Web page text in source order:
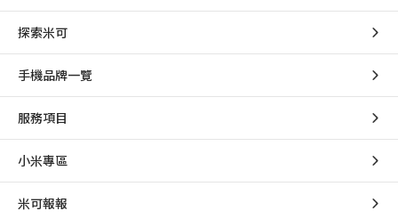
探索米可
手機品牌一覽
服務項目
小米專區
米可報報